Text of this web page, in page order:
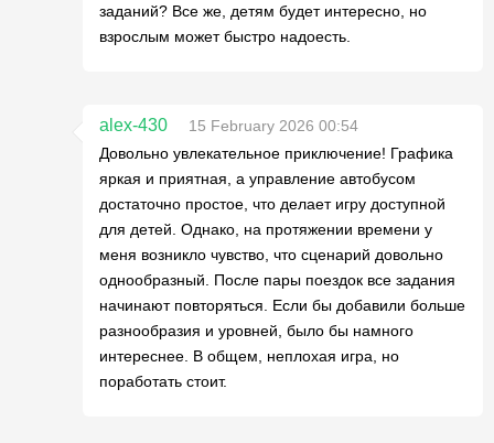
заданий? Все же, детям будет интересно, но
взрослым может быстро надоесть.
alex-430
15 February 2026 00:54
Довольно увлекательное приключение! Графика
яркая и приятная, а управление автобусом
достаточно простое, что делает игру доступной
для детей. Однако, на протяжении времени у
меня возникло чувство, что сценарий довольно
однообразный. После пары поездок все задания
начинают повторяться. Если бы добавили больше
разнообразия и уровней, было бы намного
интереснее. В общем, неплохая игра, но
поработать стоит.